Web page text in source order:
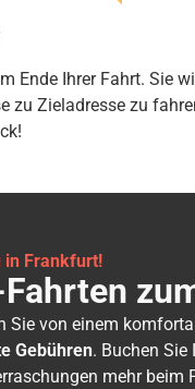
Ende Ihrer Fahrt. Sie
zu Zieladresse zu
in Frankfurt!
Sie von einem
Gebühren. Buchen Sie
mehr